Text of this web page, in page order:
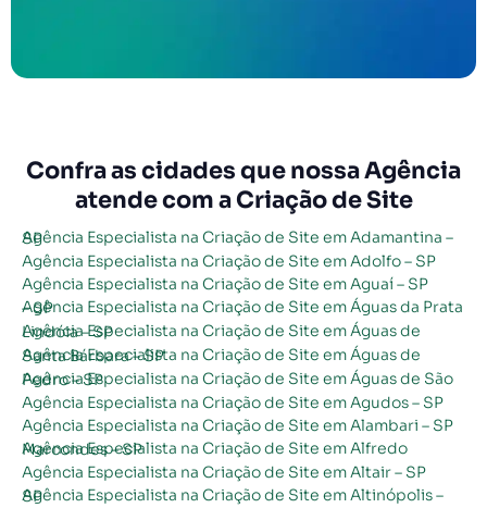
Confra as cidades que nossa Agência
atende com a Criação de Site
Agência Especialista na Criação de Site em Adamantina – SP
Agência Especialista na Criação de Site em Adolfo – SP
Agência Especialista na Criação de Site em Aguaí – SP
Agência Especialista na Criação de Site em Águas da Prata – SP
Agência Especialista na Criação de Site em Águas de Lindóia – SP
Agência Especialista na Criação de Site em Águas de Santa Bárbara – SP
Agência Especialista na Criação de Site em Águas de São Pedro – SP
Agência Especialista na Criação de Site em Agudos – SP
Agência Especialista na Criação de Site em Alambari – SP
Agência Especialista na Criação de Site em Alfredo Marcondes – SP
Agência Especialista na Criação de Site em Altair – SP
Agência Especialista na Criação de Site em Altinópolis – SP